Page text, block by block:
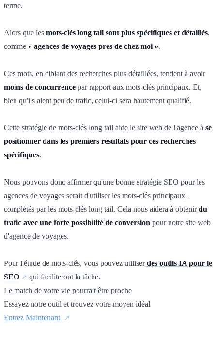
terme.
Alors que les mots-clés long tail sont plus spécifiques et détaillés,
comme « agences de voyages près de chez moi ».
Ces mots, en ciblant des recherches plus détaillées, tendent à avoir
moins de concurrence par rapport aux mots-clés principaux. Et,
bien qu'ils aient peu de trafic, celui-ci sera hautement qualifié.
Cette stratégie de mots-clés long tail aide le site web de l'agence à se
positionner dans les premiers résultats pour ces recherches
spécifiques.
Nous pouvons donc affirmer qu'une bonne stratégie SEO pour les
agences de voyages serait d'utiliser les mots-clés principaux,
complétés par les mots-clés long tail. Cela nous aidera à obtenirdu
trafic avec une forte possibilité de conversion pour notre site web
d'agence de voyages.
Pour l'étude de mots-clés, vous pouvez utiliser des outils IA pour le
SEO
qui faciliteront la tâche.
Le match de votre vie pourrait être proche
Essayez notre outil et trouvez votre moyen idéal
Entrez Maintenant